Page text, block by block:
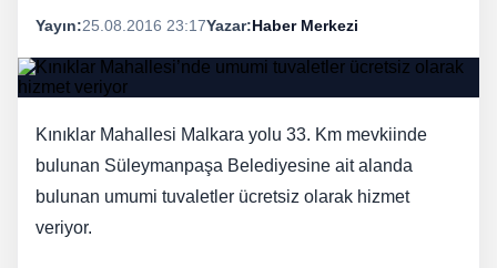
Yayın:25.08.2016 23:17Yazar:Haber Merkezi
Kınıklar Mahallesi Malkara yolu 33. Km mevkiinde
bulunan Süleymanpaşa Belediyesine ait alanda
bulunan umumi tuvaletler ücretsiz olarak hizmet
veriyor.